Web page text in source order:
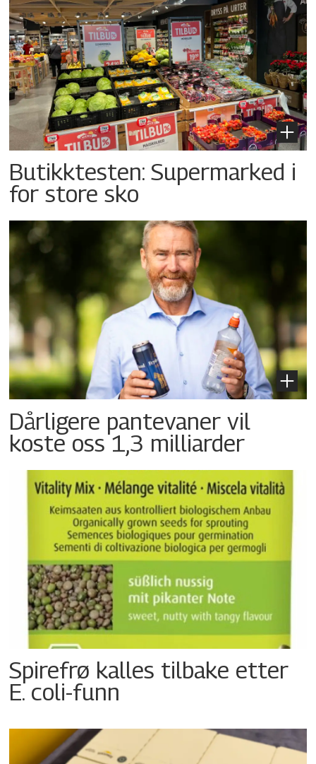
Butikktesten: Supermarked i
for store sko
Dårligere pantevaner vil
koste oss 1,3 milliarder
Spirefrø kalles tilbake etter
E. coli-funn